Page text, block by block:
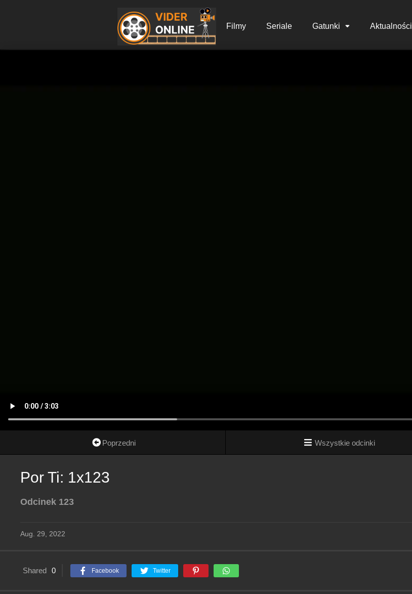
Filmy Seriale Gatunki Aktualności
Poprzedni Wszystkie odcinki
Por Ti: 1x123
Odcinek 123
Aug. 29, 2022
Shared 0 Facebook Twitter